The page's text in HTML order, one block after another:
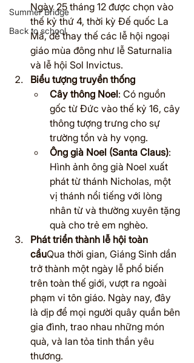
Summer Bridge
Back to school
Ngày 25 tháng 12 được chọn vào
thế kỷ thứ 4, thời kỳ Đế quốc La
Mã, để thay thế các lễ hội ngoại
giáo mùa đông như lễ Saturnalia
và lễ hội Sol Invictus.
Biểu tượng truyền thống
Cây thông Noel: Có nguồn
gốc từ Đức vào thế kỷ 16, cây
thông tượng trưng cho sự
trường tồn và hy vọng.
Ông già Noel (Santa Claus):
Hình ảnh ông già Noel xuất
phát từ thánh Nicholas, một
vị thánh nổi tiếng với lòng
nhân từ và thường xuyên tặng
quà cho trẻ em nghèo.
Phát triển thành lễ hội toàn
cầuQua thời gian, Giáng Sinh dần
trở thành một ngày lễ phổ biến
trên toàn thế giới, vượt ra ngoài
phạm vi tôn giáo. Ngày nay, đây
là dịp để mọi người quây quần bên
gia đình, trao nhau những món
quà, và lan tỏa tinh thần yêu
thương.